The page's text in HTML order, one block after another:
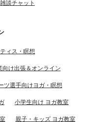
雑談チャット
ィス・瞑想
向け出張＆オンライン
ツ選手向けヨガ・瞑想
小学生向け ヨガ教室
親子・キッズ ヨガ教室